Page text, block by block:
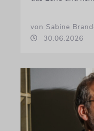
von Sabine
30.06.2026